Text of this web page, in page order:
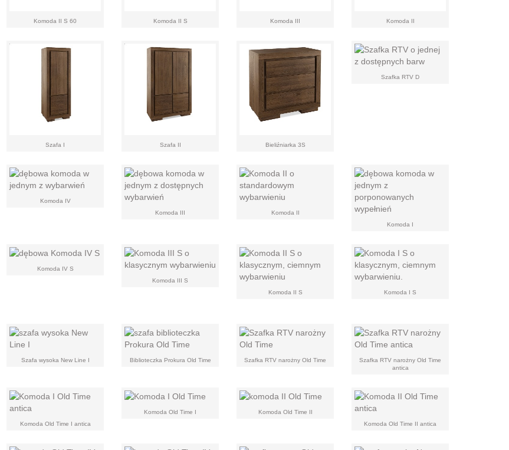
Komoda II S 60 Komoda II S Komoda III Komoda II
Szafa I Szafa II Bieliźniarka 3S
Szafka RTV D
Komoda IV
Komoda III
Komoda II
Komoda I
Komoda IV S
Komoda III S
Komoda II S
Komoda I S
Szafa wysoka New Line I
Biblioteczka Prokura Old Time Szafka RTV narożny Old Time
Szafka RTV narożny Old Time
antica
Komoda Old Time I antica
Komoda Old Time I
Komoda Old Time II
Komoda Old Time II antica